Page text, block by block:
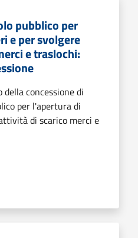
pubblico per
e per svolgere
e traslochi:
concessione di
per l'apertura di
di scarico merci e